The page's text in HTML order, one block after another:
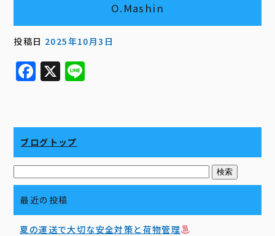
O.Mashin
投稿日 2025年10月3日
F
a
e
b
o
o
k
X
ブログトップ
最近の投稿
夏の運送で大切な安全対策と荷物管理